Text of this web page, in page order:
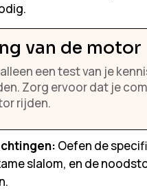
van de motor
een test van je
Zorg ervoor dat je
rijden.
Oefen de
slalom, en de